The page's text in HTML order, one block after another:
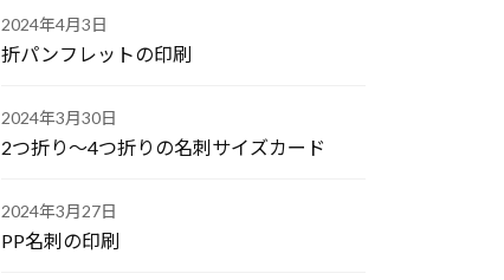
2024年4月3日
折パンフレットの印刷
2024年3月30日
2つ折り～4つ折りの名刺サイズカード
2024年3月27日
PP名刺の印刷